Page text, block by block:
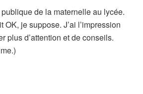
de la maternelle au lycée.
OK, je suppose. J’ai l’impression
plus d’attention et de conseils.